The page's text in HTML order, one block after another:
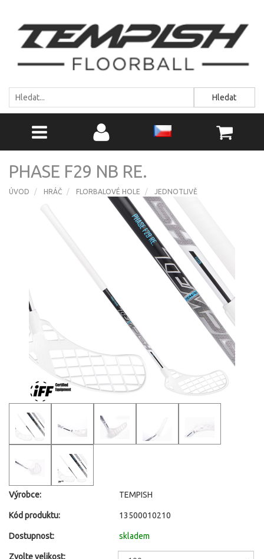
Hledat
PHASE F29 NB RE.
ÚVOD HRÁČ FLORBALOVÉ HOLE JEDNOTLIVĚ
Výrobce: TEMPISH
Kód produktu: 13500010210
Dostupnost: skladem
Zvolte velikost: